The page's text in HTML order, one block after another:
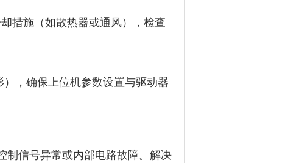
措施（如散热器或通风），检查
，确保上位机参数设置与驱动器
制信号异常或内部电路故障。解决